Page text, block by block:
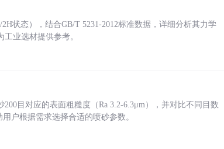
状态），结合GB/T 5231-2012标准数据，详细分析其力学
业选材提供参考。
目对应的表面粗糙度（Ra 3.2-6.3μm），并对比不同目数
户根据需求选择合适的喷砂参数。